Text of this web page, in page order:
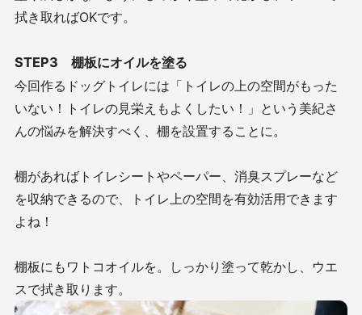
拭き取ればOKです。
STEP3 棚板にオイルを塗る
今回作るドッグトイレには「トイレの上の空間がもった
いない！トイレの見栄えもよくしたい！」という美紀さ
んの悩みを解決すべく、棚を設置することに。
棚があればトイレシートやペーパー、消臭スプレーなど
を収納できるので、トイレ上の空間を有効活用できます
よね！
棚板にもワトコオイルを。しっかり塗って乾かし、ウエ
スで拭き取ります。